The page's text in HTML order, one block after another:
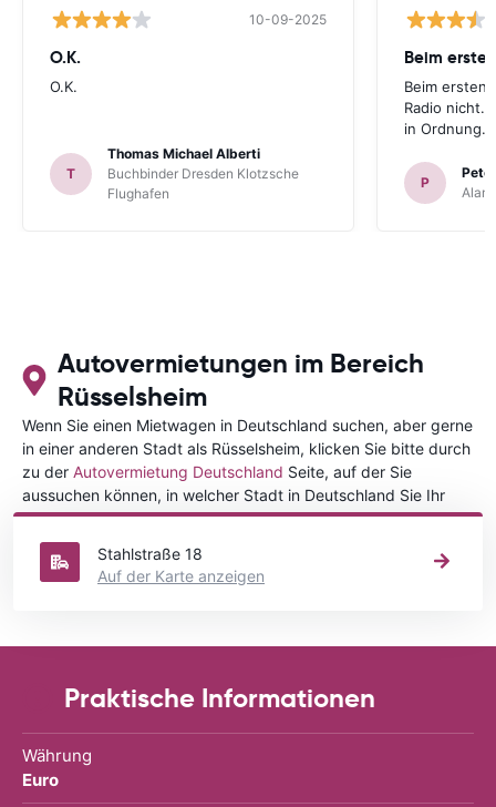
10-09-2025
O.K.
O.K.
T
Thomas Michael Alberti
Buchbinder Dresden Klotzsche
Flughafen
Beim
Beim ersten
Radio nicht.
in Ordnung.
P
Autovermietungen im Bereich
Rüsselsheim
Wenn Sie einen Mietwagen in Deutschland suchen, aber gerne
in einer anderen Stadt als Rüsselsheim, klicken Sie bitte durch
zu der Autovermietung Deutschland Seite, auf der Sie
aussuchen können, in welcher Stadt in Deutschland Sie Ihr
Fahrzeug mieten wollen.
Stahlstraße 18
Auf der Karte anzeigen
Praktische Informationen
Währung
Euro